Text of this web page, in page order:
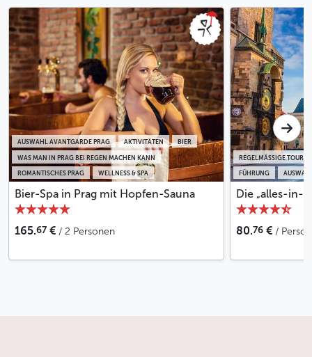
ROMANTISCHES PRAG WELLNESS & SPA
WAS MAN IN PRAG BEI REGEN MACHEN KANN
AUSWAHL AVANTGARDE PRAG AKTIVITÄTEN BIER
Bier-Spa in Prag mit Hopfen-Sauna
165.67 € / 2 Personen
FÜHRUNG
REGELMÄSSIGE
Die „alles-in-
80.76 € / Person